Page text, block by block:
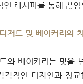
인 레시피를 통해 끊
저트 및 베이커리의
와 베이커리는 맛을
각적인 디자인과 정